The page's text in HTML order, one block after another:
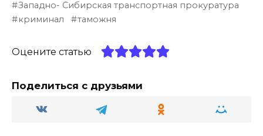
g
m
o
a
ni
ki
ts
p
в
ь
Западно- Сибирская транспортная прокуратура
криминал
таможня
Оцените статью
Поделиться с друзьями